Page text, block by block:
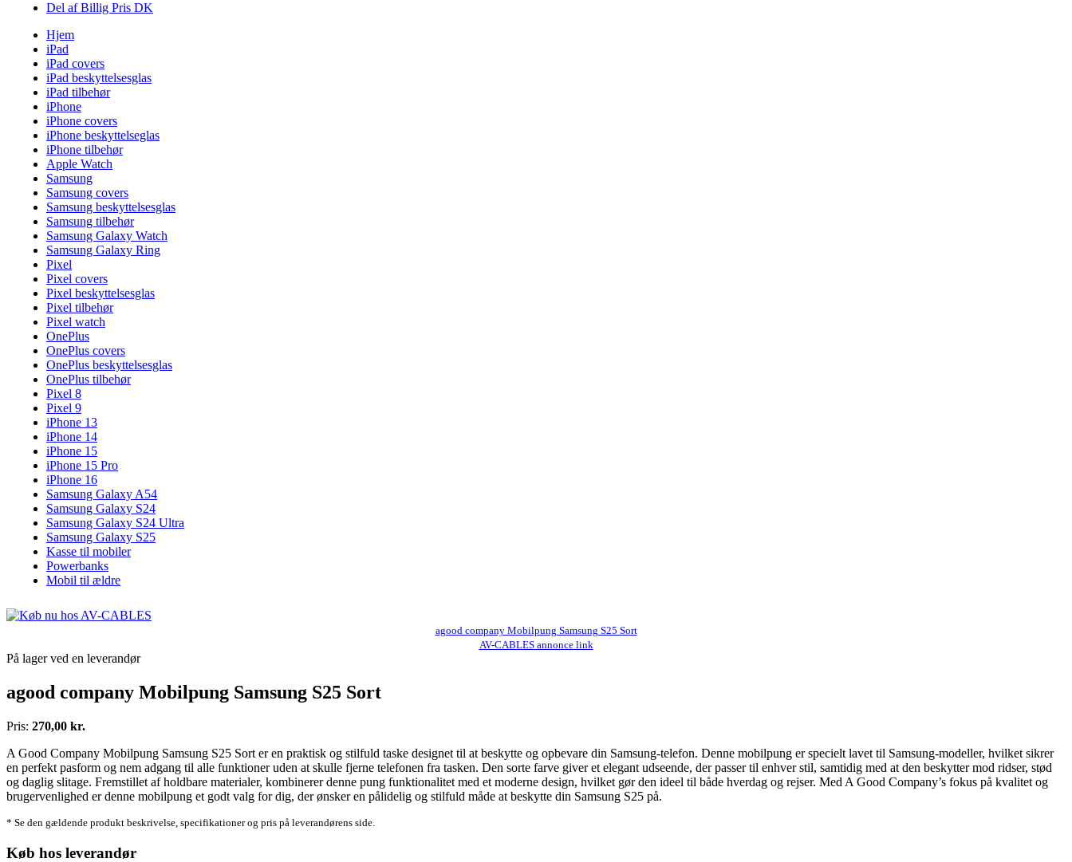
Del af Billig Pris DK
Hjem
iPad
iPad covers
iPad beskyttelsesglas
iPad tilbehør
iPhone
iPhone covers
iPhone beskyttelseglas
iPhone tilbehør
Apple Watch
Samsung
Samsung covers
Samsung beskyttelsesglas
Samsung tilbehør
Samsung Galaxy Watch
Samsung Galaxy Ring
Pixel
Pixel covers
Pixel beskyttelsesglas
Pixel tilbehør
Pixel watch
OnePlus
OnePlus covers
OnePlus beskyttelsesglas
OnePlus tilbehør
Pixel 8
Pixel 9
iPhone 13
iPhone 14
iPhone 15
iPhone 15 Pro
iPhone 16
Samsung Galaxy A54
Samsung Galaxy S24
Samsung Galaxy S24 Ultra
Samsung Galaxy S25
Kasse til mobiler
Powerbanks
Mobil til ældre
agood company Mobilpung Samsung S25 Sort
AV-CABLES annonce link
På lager ved en leverandør
agood company Mobilpung Samsung S25 Sort
Pris: 270,00 kr.
A Good Company Mobilpung Samsung S25 Sort er en praktisk og stilfuld taske designet til at beskytte og opbevare din Samsung-telefon. Denne mobilpung er specielt lavet til Samsung-modeller, hvilket sikrer
en perfekt pasform og nem adgang til alle funktioner uden at skulle fjerne telefonen fra tasken. Den sorte farve giver et elegant udseende, der passer til enhver stil, samtidig med at den beskytter mod ridser, stød
og daglig slitage. Fremstillet af holdbare materialer, kombinerer denne pung funktionalitet med et moderne design, hvilket gør den ideel til både hverdag og rejser. Med A Good Company’s fokus på kvalitet og
brugervenlighed er denne mobilpung et godt valg for dig, der ønsker en pålidelig og stilfuld måde at beskytte din Samsung S25 på.
* Se den gældende produkt beskrivelse, specifikationer og pris på leverandørens side.
Køb hos leverandør